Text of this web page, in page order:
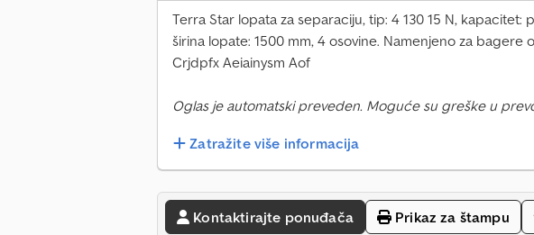
Terra Star lopata za separaciju, tip: 4 130 15 N, kapacitet:
širina lopate: 1500 mm, 4 osovine. Namenjeno za bagere
Crjdpfx Aeiainysm Aof
Oglas je automatski preveden. Moguće su greške u
Zatražite više informacija
Kontaktirajte ponuđača Prikaz za štampu